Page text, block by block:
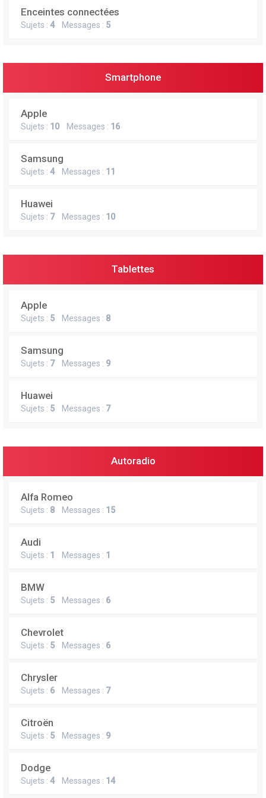
Enceintes connectées
Sujets : 4Messages : 5
Smartphone
Apple
Sujets : 10 Messages : 16
Samsung
Sujets : 4Messages : 11
Huawei
Sujets : 7Messages : 10
Tablettes
Apple
Sujets : 5 Messages : 8
Samsung
Sujets : 7Messages : 9
Huawei
Sujets : 5 Messages : 7
Autoradio
Alfa Romeo
Sujets : 8 Messages : 15
Audi
Sujets : 1 Messages : 1
BMW
Sujets : 5 Messages : 6
Chevrolet
Sujets : 5 Messages : 6
Chrysler
Sujets : 6 Messages : 7
Citroën
Sujets : 5 Messages : 9
Dodge
Sujets : 4Messages : 14